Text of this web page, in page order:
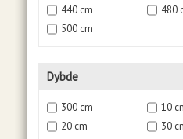
440 cm
480
500 cm
Dybde
300 cm
10
20 cm
30